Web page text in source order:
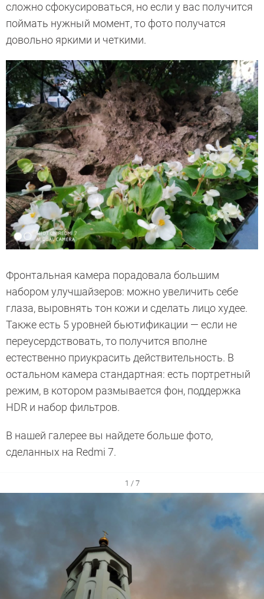
сложно сфокусироваться, но если у вас получится
поймать нужный момент, то фото получатся
довольно яркими и четкими.
Фронтальная камера порадовала большим
набором улучшайзеров: можно увеличить себе
глаза, выровнять тон кожи и сделать лицо худее.
Также есть 5 уровней бьютификации — если не
переусердствовать, то получится вполне
естественно приукрасить действительность. В
остальном камера стандартная: есть портретный
режим, в котором размывается фон, поддержка
HDR и набор фильтров.
В нашей галерее вы найдете больше фото,
сделанных на Redmi 7.
1 / 7